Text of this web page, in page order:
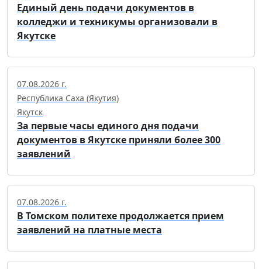
Единый день подачи документов в
колледжи и техникумы организовали в
Якутске
07.08.2026 г.
Республика Саха (Якутия)
Якутск
За первые часы единого дня подачи
документов в Якутске приняли более 300
заявлений
07.08.2026 г.
В Томском политехе продолжается прием
заявлений на платные места